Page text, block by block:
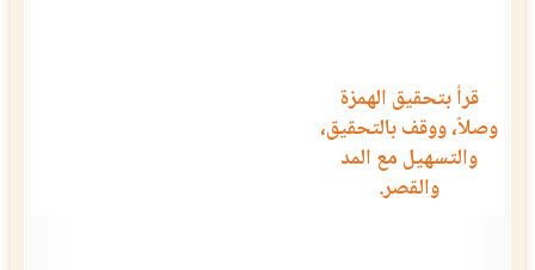
قرأ بتحقيق الهمزة
وصلاً، ووقف بالتحقيق،
والتسهيل مع المد
والقصر.